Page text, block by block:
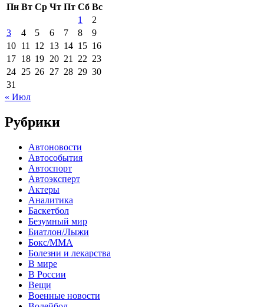
Пн Вт Ср Чт Пт Сб Вс
1
2
3
4 5 6 7 8
9
10 11 12 13 14 15 16
17 18 19 20 21 22 23
24 25 26 27 28 29 30
31
« Июл
Рубрики
Автоновости
Автособытия
Автоспорт
Автоэксперт
Актеры
Аналитика
Баскетбол
Безумный мир
Биатлон/Лыжи
Бокс/MMA
Болезни и лекарства
В мире
В России
Вещи
Военные новости